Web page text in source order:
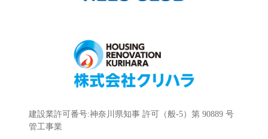
建設業許可番号:神奈川県知事 許可（般-5）第 90889 号
管工事業